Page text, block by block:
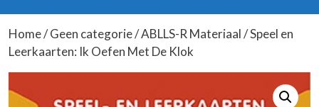
Home/Geen categorie/ABLLS-R Materiaal/ Speel en
Leerkaarten: Ik Oefen Met De Klok